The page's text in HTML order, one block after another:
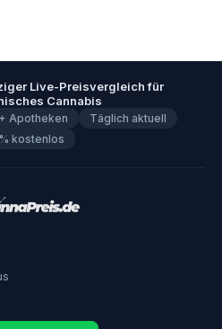
Live-Preisvergleich für
Cannabis
Apotheken
Täglich aktuell
kostenlos